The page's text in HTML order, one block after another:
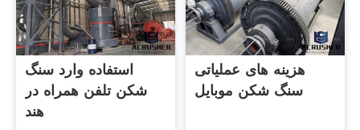
استفاده وارد سنگ
شکن تلفن همراه در
هند
هزینه های عملیاتی
سنگ شکن موبایل